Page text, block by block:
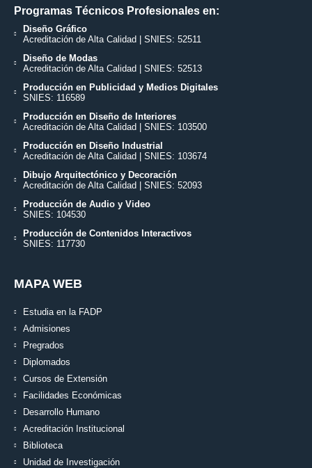
Programas Técnicos Profesionales en:
Diseño Gráfico
Acreditación de Alta Calidad | SNIES: 52511
Diseño de Modas
Acreditación de Alta Calidad | SNIES: 52513
Producción en Publicidad y Medios Digitales
SNIES: 116589
Producción en Diseño de Interiores
Acreditación de Alta Calidad | SNIES: 103500
Producción en Diseño Industrial
Acreditación de Alta Calidad | SNIES: 103674
Dibujo Arquitectónico y Decoración
Acreditación de Alta Calidad | SNIES: 52093
Producción de Audio y Video
SNIES: 104530
Producción de Contenidos Interactivos
SNIES: 117730
MAPA WEB
Estudia en la FADP
Admisiones
Pregrados
Diplomados
Cursos de Extensión
Facilidades Económicas
Desarrollo Humano
Acreditación Institucional
Biblioteca
Unidad de Investigación